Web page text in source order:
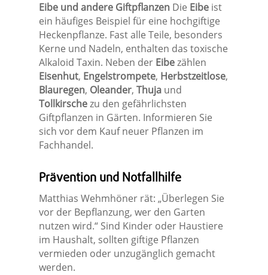
Eibe und andere GiftpflanzenDie Eibeist
ein häufiges Beispiel für eine hochgiftige
Heckenpflanze. Fast alle Teile, besonders
Kerne und Nadeln, enthalten das toxische
Alkaloid Taxin. Neben der Eibezählen
Eisenhut, Engelstrompete, Herbstzeitlose,
Blauregen, Oleander, Thujaund
Tollkirschezu den gefährlichsten
Giftpflanzen in Gärten. Informieren Sie
sich vor dem Kauf neuer Pflanzen im
Fachhandel.
Prävention und Notfallhilfe
Matthias Wehmhöner rät: „Überlegen Sie
vor der Bepflanzung, wer den Garten
nutzen wird.“ Sind Kinder oder Haustiere
im Haushalt, sollten giftige Pflanzen
vermieden oder unzugänglich gemacht
werden.